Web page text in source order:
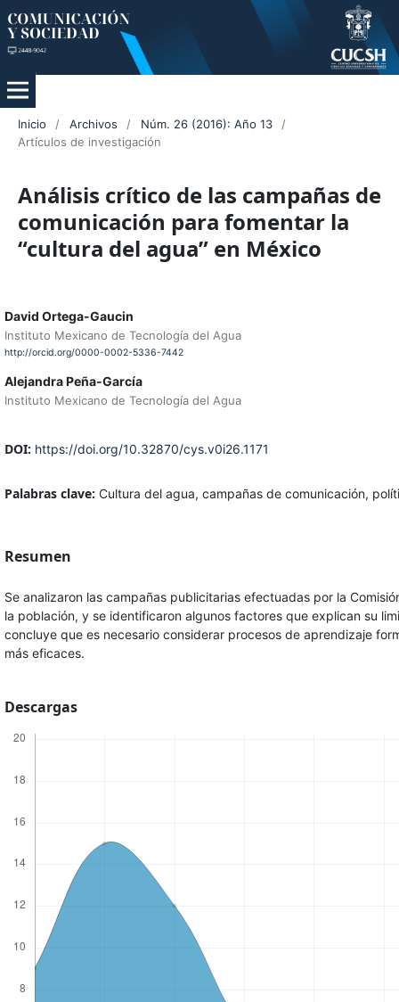
Inicio / Archivos / Núm. 26 (2016): Año 13
/
Artículos de investigación
Análisis crítico de las campañas de
comunicación para fomentar la
“cultura del agua” en México
David Ortega-Gaucin
Instituto Mexicano de Tecnología del Agua
http://orcid.org/0000-0002-5336-7442
Alejandra Peña-García
Instituto Mexicano de Tecnología del Agua
DOI: https://doi.org/10.32870/cys.v0i26.1171
Palabras clave: Cultura del agua, campañas de comunicación,
Resumen
Se analizaron las campañas publicitarias efectuadas por la
la población, y se identificaron algunos factores que explican su
concluye que es necesario considerar procesos de aprendizaje
más eficaces.
Descargas